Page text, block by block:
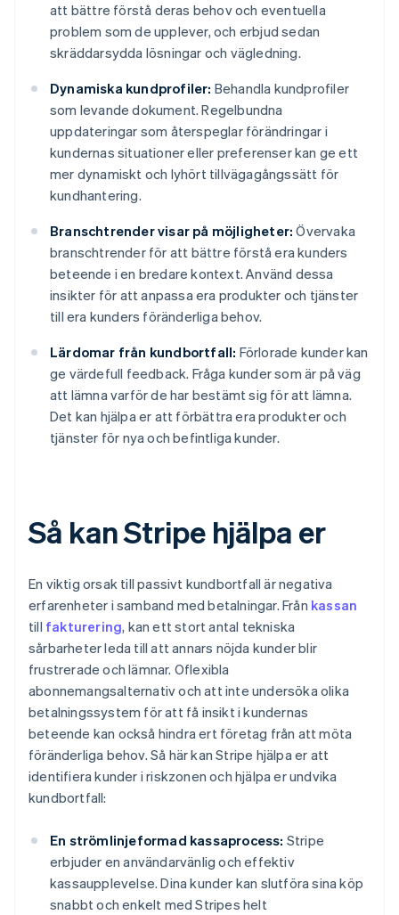
att bättre förstå deras behov och eventuella
problem som de upplever, och erbjud sedan
skräddarsydda lösningar och vägledning.
Dynamiska kundprofiler: Behandla kundprofiler
som levande dokument. Regelbundna
uppdateringar som återspeglar förändringar i
kundernas situationer eller preferenser kan ge ett
mer dynamiskt och lyhört tillvägagångssätt för
kundhantering.
Branschtrender visar på möjligheter: Övervaka
branschtrender för att bättre förstå era kunders
beteende i en bredare kontext. Använd dessa
insikter för att anpassa era produkter och tjänster
till era kunders föränderliga behov.
Lärdomar från kundbortfall: Förlorade kunder kan
ge värdefull feedback. Fråga kunder som är på väg
att lämna varför de har bestämt sig för att lämna.
Det kan hjälpa er att förbättra era produkter och
tjänster för nya och befintliga kunder.
Så kan Stripe hjälpa er
En viktig orsak till passivt kundbortfall är negativa
erfarenheter i samband med betalningar. Från kassan
till fakturering, kan ett stort antal tekniska
sårbarheter leda till att annars nöjda kunder blir
frustrerade och lämnar. Oflexibla
abonnemangsalternativ och att inte undersöka olika
betalningssystem för att få insikt i kundernas
beteende kan också hindra ert företag från att möta
föränderliga behov. Så här kan Stripe hjälpa er att
identifiera kunder i riskzonen och hjälpa er undvika
kundbortfall:
En strömlinjeformad kassaprocess: Stripe
erbjuder en användarvänlig och effektiv
kassaupplevelse. Dina kunder kan slutföra sina köp
snabbt och enkelt med Stripes helt